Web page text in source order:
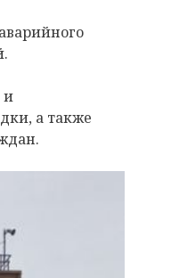
и
а также